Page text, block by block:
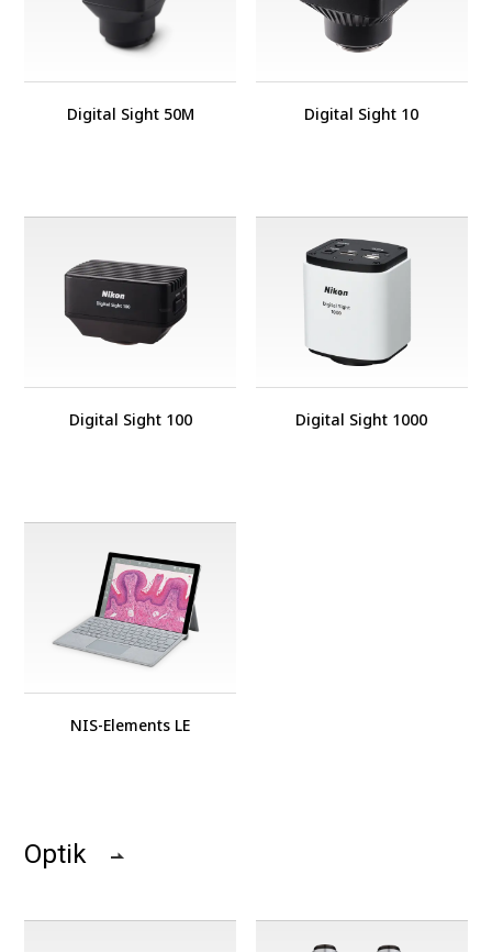
Digital Sight 50M Digital Sight 10
Digital Sight 100 Digital Sight 1000
NIS-Elements LE
Optik